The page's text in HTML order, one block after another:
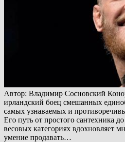
Автор: Владимир Сосновский
ирландский боец смешанных
самых узнаваемых и
Его путь от простого сантехника
весовых категориях вдохновляет
умение продавать…